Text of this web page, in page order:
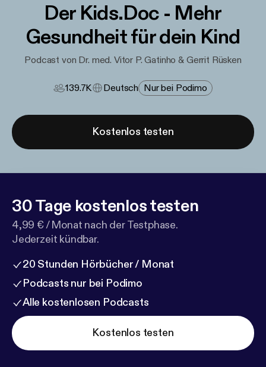
Der Kids.Doc - Mehr
Gesundheit für dein Kind
Podcast von Dr. med. Vitor P. Gatinho & Gerrit Rüsken
139.7K Deutsch Nur bei Podimo
Kostenlos testen
30 Tage kostenlos testen
4,99 € / Monat nach der Testphase.
Jederzeit kündbar.
20 Stunden Hörbücher / Monat
Podcasts nur bei Podimo
Alle kostenlosen Podcasts
Kostenlos testen